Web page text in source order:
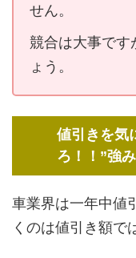
せん。
競合は大事です
ょう。
値引きを気
ろ！！”強
車業界は一年中値
くのは値引き額で